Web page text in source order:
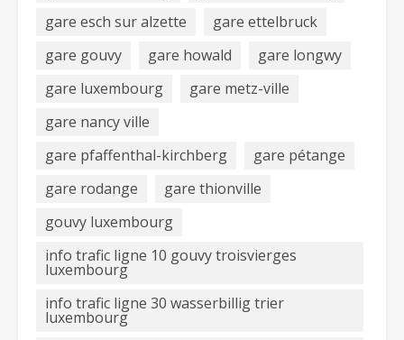
gare esch sur alzette
gare ettelbruck
gare gouvy
gare howald
gare longwy
gare luxembourg
gare metz-ville
gare nancy ville
gare pfaffenthal-kirchberg
gare pétange
gare rodange
gare thionville
gouvy luxembourg
info trafic ligne 10 gouvy troisvierges
luxembourg
info trafic ligne 30 wasserbillig trier
luxembourg